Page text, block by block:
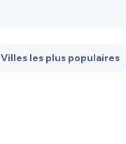
Villes les plus populaires